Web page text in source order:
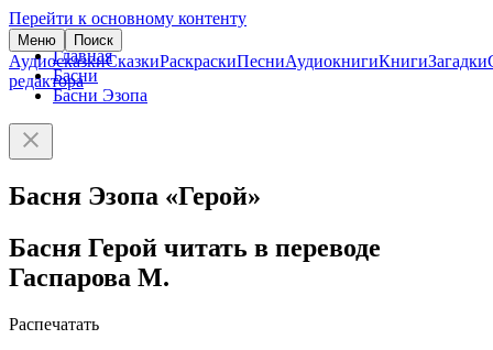
Перейти к основному контенту
Меню Поиск
АудиосказкиСказкиРаскраскиПесниАудиокнигиКнигиЗагадки
редактора
Главная
Басни
Басни Эзопа
Басня Эзопа «Герой»
Басня Герой читать в переводе
Гаспарова М.
Распечатать